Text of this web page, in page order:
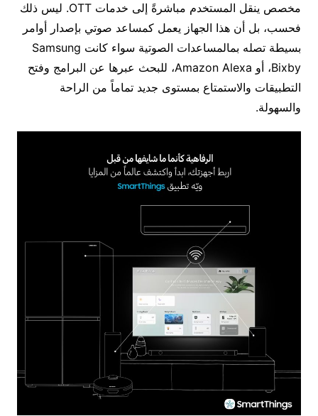
مخصص ينقل المستخدم مباشرةً إلى خدمات OTT. ليس ذلك
فحسب، بل أن هذا الجهاز يعمل كمساعد صوتي بإصدار أوامر
بسيطة تصله بمالمساعدات الصوتية سواء كانت Samsung
Bixby، أو Amazon Alexa، للبحث عبرها عن البرامج وفتح
التطبيقات والاستمتاع بمستوى جديد تماماً من الراحة
والسهولة.